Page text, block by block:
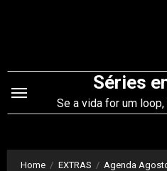
conteúdo
Séries
Se a vida for um
Home EXTRAS Agenda